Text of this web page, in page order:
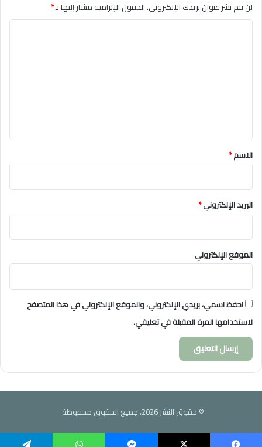
لن يتم نشر عنوان بريدك الإلكتروني.الحقول الإلزامية مشار إليها بـ*
*
الاسم*
البريد الإلكتروني*
الموقع الإلكتروني
احفظ اسمي، بريدي الإلكتروني، والموقع الإلكتروني في هذا المتصفح
لاستخدامها المرة المقبلة في تعليقي.
© حقوق النشر 2026، جميع الحقوق محفوظة